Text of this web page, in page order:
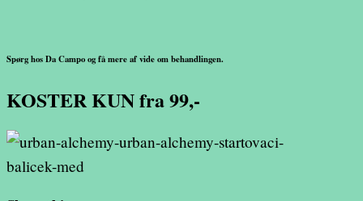
Spørg hos Da Campo og få mere af vide om behandlingen.
KOSTER KUN fra 99,-